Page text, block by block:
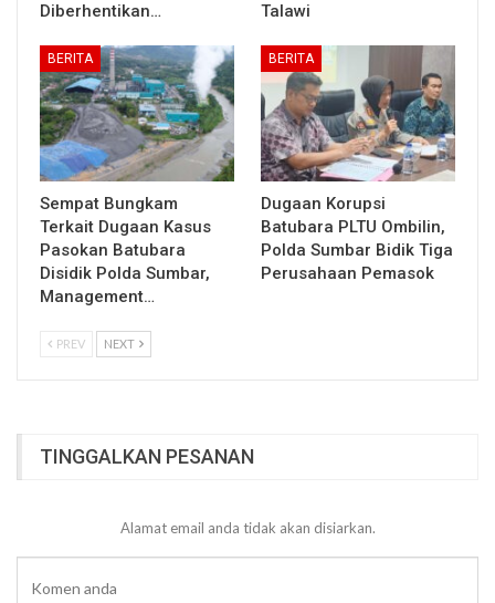
Diberhentikan…
Talawi
BERITA
Sempat Bungkam
Terkait Dugaan Kasus
Pasokan Batubara
Disidik Polda Sumbar,
Management…
BERITA
Dugaan Korupsi
Batubara PLTU Ombilin,
Polda Sumbar Bidik Tiga
Perusahaan Pemasok
PREV NEXT
TINGGALKAN PESANAN
Alamat email anda tidak akan disiarkan.